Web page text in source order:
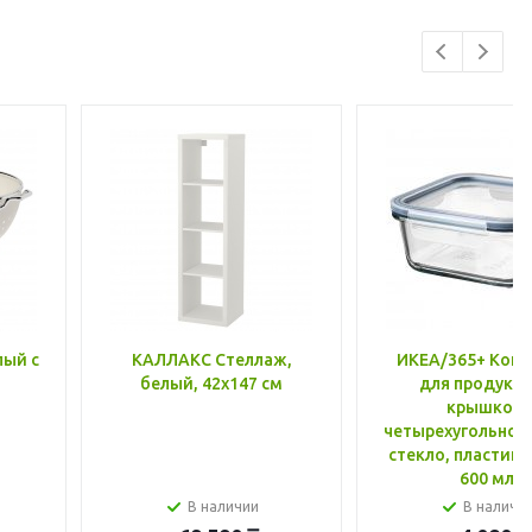
с
КАЛЛАКС Стеллаж,
белый, 42x147 см
В наличии
ИКЕА/365+
для
крышкой,
стекло, пластик
600 мл
В